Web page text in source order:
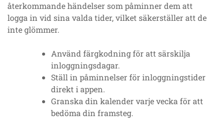
återkommande händelser som påminner dem att
logga in vid sina valda tider, vilket säkerställer att de
inte glömmer.
Använd färgkodning för att särskilja
inloggningsdagar.
Ställ in påminnelser för inloggningstider
direkt i appen.
Granska din kalender varje vecka för att
bedöma din framsteg.